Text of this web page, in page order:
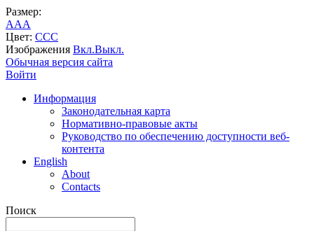
Размер:
AAA
Цвет: CCC
Изображения Вкл.Выкл.
Обычная версия сайта
Войти
Информация
Законодательная карта
Нормативно-правовые акты
Руководство по обеспечению доступности веб-
контента
English
About
Contacts
Поиск